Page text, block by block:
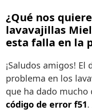
¿Qué nos
lavavajillas
esta falla en la
¡Saludos amigos!
problema en los
que ha dado mucho
código de error f51